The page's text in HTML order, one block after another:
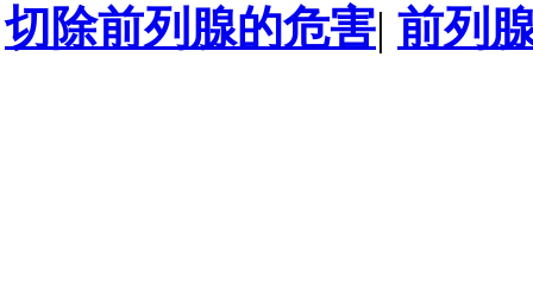
切除前列腺的危害| 前列